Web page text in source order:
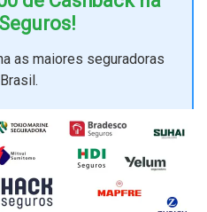
as maiores seguradoras